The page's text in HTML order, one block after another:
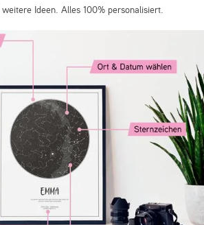
Ideen. Alles 100% personalisiert.